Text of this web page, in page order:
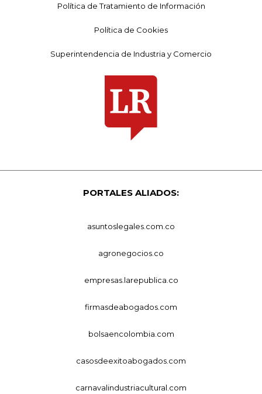
Política de Tratamiento de Información
Política de Cookies
Superintendencia de Industria y Comercio
PORTALES ALIADOS:
asuntoslegales.com.co
agronegocios.co
empresas.larepublica.co
firmasdeabogados.com
bolsaencolombia.com
casosdeexitoabogados.com
carnavalindustriacultural.com